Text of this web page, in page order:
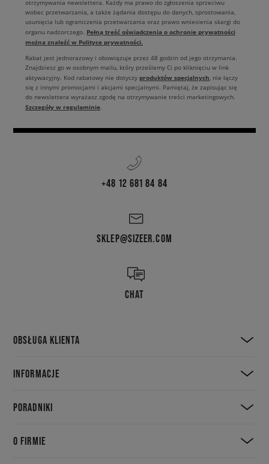
otrzymywania newslettera. Każdy ma prawo do zgłoszenia sprzeciwu
wobec przetwarzania, a także żądania dostępu do danych, sprostowania,
usunięcia lub ograniczenia przetwarzania oraz prawo wniesienia skargi do
organu nadzorczego. Pełną treść oświadczenia o ochronie prywatności
można znaleźć w Polityce prywatności.
Rabat jest jednorazowy i obowiązuje przez 48 godzin od jego otrzymania.
Znajdziesz go w osobnym mailu, który prześlemy Ci po kliknięciu w link
aktywacyjny. Kod rabatowy nie dotyczy produktów specjalnych, nie łączy
się z innymi promocjami i akcjami specjalnymi. Pamiętaj, że zapisując się
do newslettera wyrażasz zgodę na otrzymywanie treści marketingowych.
Szczegóły w regulaminie.
+48 12 681 84 84
SKLEP@SIZEER.COM
CHAT
OBSŁUGA KLIENTA
INFORMACJE
PORADNIKI
O FIRMIE